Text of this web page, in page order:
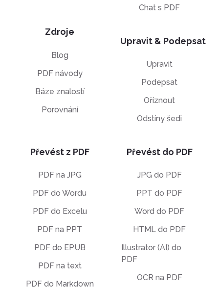
Zdroje
Blog
PDF návody
Báze znalostí
Porovnání
Chat s PDF
Upravit & Podepsat
Upravit
Podepsat
Oříznout
Odstíny šedi
Převést z PDF
PDF na JPG
PDF do Wordu
PDF do Excelu
PDF na PPT
PDF do EPUB
PDF na text
PDF do Markdown
Převést do PDF
JPG do PDF
PPT do PDF
Word do PDF
HTML do PDF
Illustrator (AI) do
PDF
OCR na PDF